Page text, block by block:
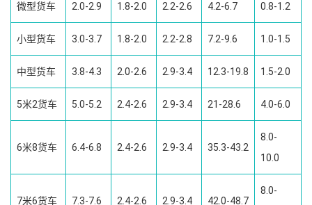
微型货车 2.0-2.9 1.8-2.0 2.2-2.6 4.2-6.7 0.8-1.2
小型货车 3.0-3.7 1.8-2.0 2.2-2.8 7.2-9.6 1.0-1.5
中型货车 3.8-4.3 2.0-2.6 2.9-3.4 12.3-19.8 1.5-2.0
5米2货车 5.0-5.2 2.4-2.6 2.9-3.4 21-28.6 4.0-6.0
6米8货车 6.4-6.8 2.4-2.6 2.9-3.4 35.3-43.2
8.0-
10.0
7米6货车 7.3-7.6 2.4-2.6 2.9-3.4 42.0-48.7
8.0-